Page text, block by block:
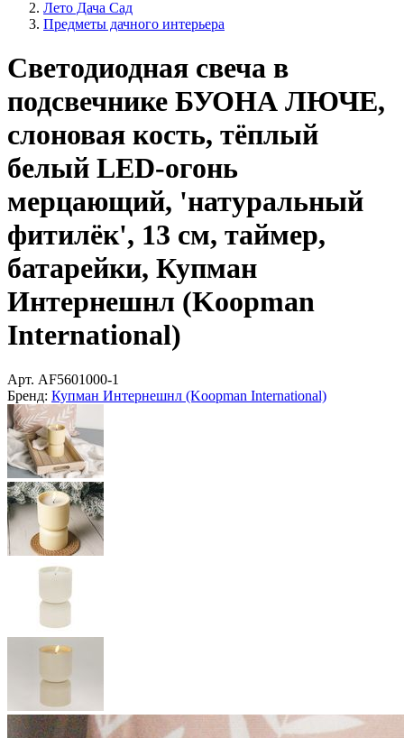
Лето Дача Сад
Предметы дачного интерьера
Светодиодная свеча в
подсвечнике БУОНА ЛЮЧЕ,
слоновая кость, тёплый
белый LED-огонь
мерцающий, 'натуральный
фитилёк', 13 см, таймер,
батарейки, Купман
Интернешнл (Koopman
International)
Арт. AF5601000-1
Бренд: Купман Интернешнл (Koopman International)